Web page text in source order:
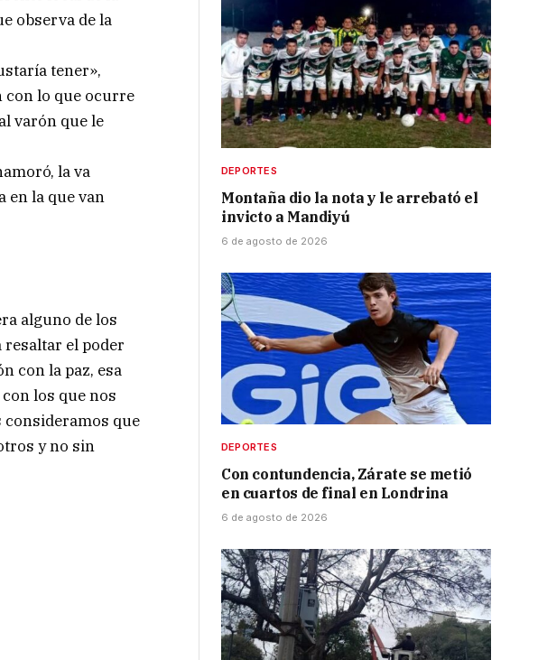
observa de la
tener»,
con lo que ocurre
varón que le
la va
en la que van
alguno de los
resaltar el poder
con la paz, esa
los que nos
consideramos que
y no sin
DEPORTES
Montaña dio la nota y le arrebató el
invicto a Mandiyú
6 de agosto de 2026
DEPORTES
Con contundencia, Zárate se metió
en cuartos de final en Londrina
6 de agosto de 2026